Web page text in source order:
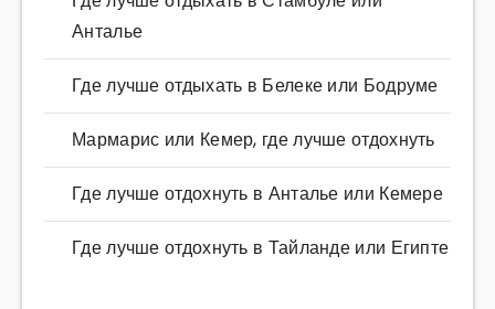
Анталье
Где лучше отдыхать в Белеке или Бодруме
Мармарис или Кемер, где лучше отдохнуть
Где лучше отдохнуть в Анталье или Кемере
Где лучше отдохнуть в Тайланде или Египте